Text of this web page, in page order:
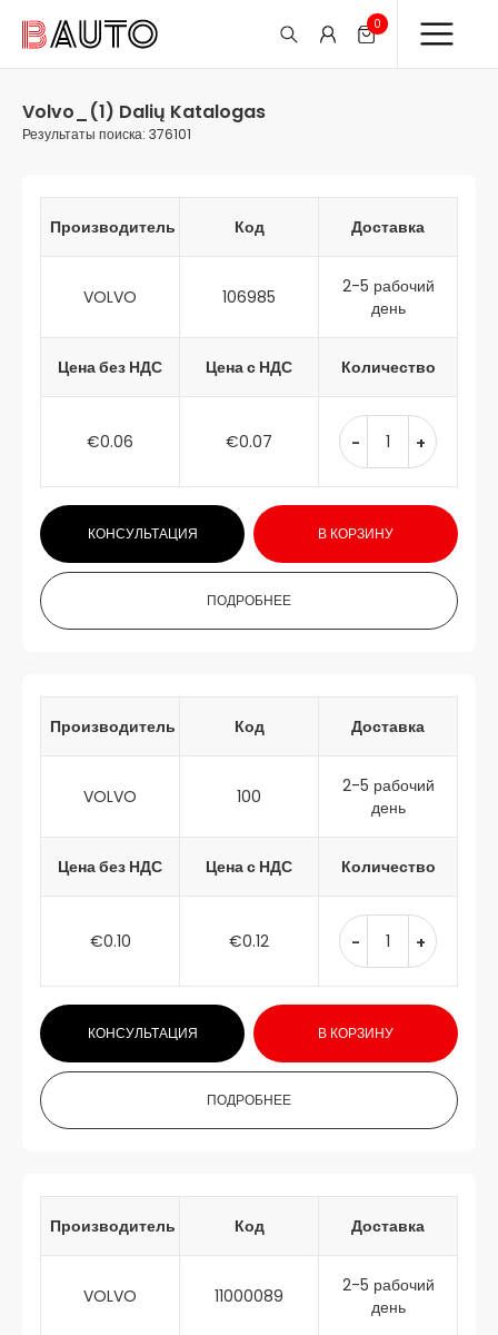
0
Volvo_(1) Dalių Katalogas
Результаты поиска: 376101
Производитель Код Доставка
VOLVO 106985
2-5 рабочий
день
Цена без НДС Цена с НДС Количество
€0.06 €0.07 - +
КОНСУЛЬТАЦИЯ В КОРЗИНУ
ПОДРОБНЕЕ
Производитель Код Доставка
VOLVO 100
2-5 рабочий
день
Цена без НДС Цена с НДС Количество
€0.10 €0.12 - +
КОНСУЛЬТАЦИЯ В КОРЗИНУ
ПОДРОБНЕЕ
Производитель Код Доставка
VOLVO 11000089
2-5 рабочий
день